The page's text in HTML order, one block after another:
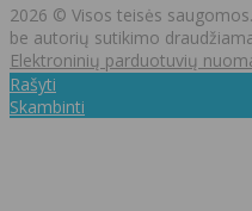
2026 © Visos teisės
be autorių sutikimo
Elektroninių parduotuvių
Rašyti
Skambinti